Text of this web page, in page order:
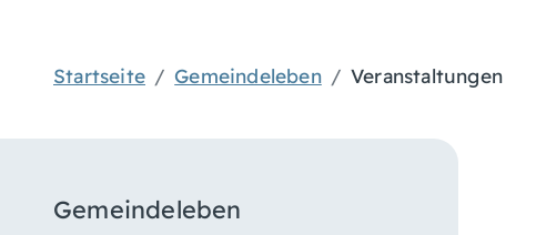
Startseite Gemeindeleben Veranstaltungen
Gemeindeleben